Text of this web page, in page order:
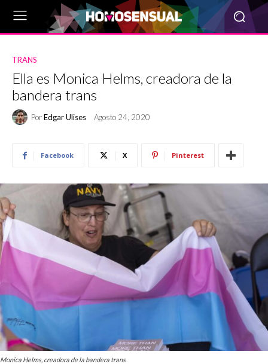
TRANS
Ella es Monica Helms, creadora de la
bandera trans
PorEdgar Ulises Agosto 24, 2020
Facebook X Pinterest
Monica Helms, creadora de la bandera trans